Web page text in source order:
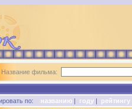
Название фильма:
по: названию | году | рейтингу